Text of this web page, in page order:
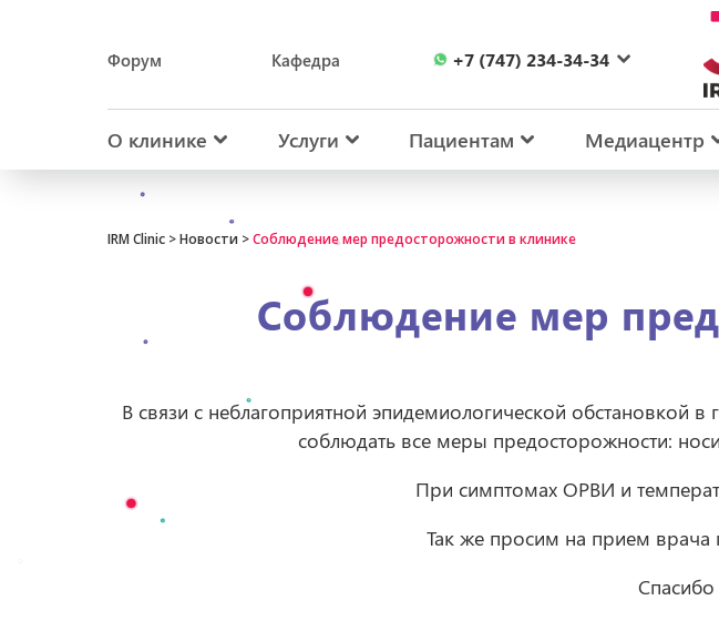
Форум Кафедра
+7 (747) 234-34-34
О клинике Услуги Пациентам Медиацентр
IRM Clinic >Новости >Соблюдение мер предосторожности в клинике
Соблюдение мер
В связи с неблагоприятной эпидемиологической
соблюдать все меры предосторожности:
При симптомах ОРВИ и
Так же просим на прием